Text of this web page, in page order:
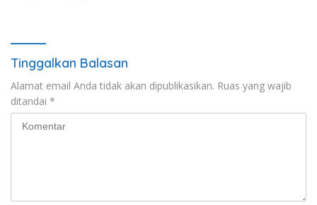
Tinggalkan Balasan
Alamat email Anda tidak akan dipublikasikan. Ruas yang wajib
ditandai *